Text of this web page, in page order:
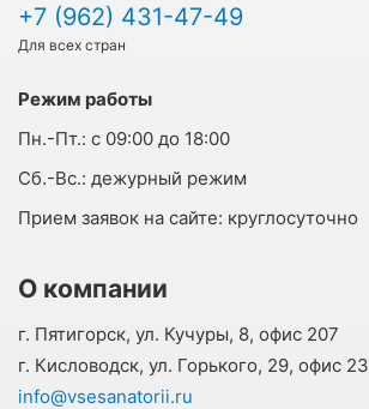
+7 (962) 431-47-49
Для всех стран
Режим работы
Пн.-Пт.: с 09:00 до 18:00
Cб.-Вс.: дежурный режим
Прием заявок на сайте: круглосуточно
О компании
г. Пятигорск, ул. Кучуры, 8, офис 207
г. Кисловодск, ул. Горького, 29, офис 23
info@vsesanatorii.ru